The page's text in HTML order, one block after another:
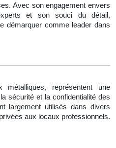
Avec son engagement envers
et son souci du détail,
démarquer comme leader dans
métalliques, représentent une
sécurité et la confidentialité des
largement utilisés dans divers
aux locaux professionnels.